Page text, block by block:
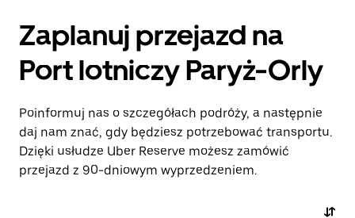
Zaplanuj przejazd na
Port lotniczy Paryż-Orly
Poinformuj nas o szczegółach podróży, a następnie
daj nam znać, gdy będziesz potrzebować transportu.
Dzięki usłudze Uber Reserve możesz zamówić
przejazd z 90-dniowym wyprzedzeniem.